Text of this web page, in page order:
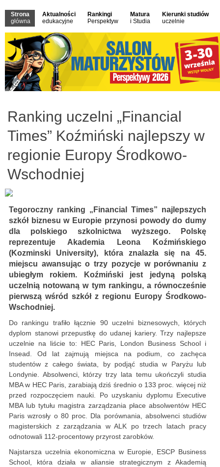
Strona
główna
Aktualności
edukacyjne
Rankingi
Perspektyw
Matura
i Studia
Kierunki studiów
uczelnie
Ranking uczelni „Financial
Times” Koźmiński najlepszy w
regionie Europy Środkowo-
Wschodniej
Tegoroczny ranking „Financial Times” najlepszych
szkół biznesu w Europie przynosi powody do dumy
dla polskiego szkolnictwa wyższego. Polskę
reprezentuje Akademia Leona Koźmińskiego
(Kozminski University), która znalazła się na 45.
miejscu awansując o trzy pozycje w porównaniu z
ubiegłym rokiem. Koźmiński jest jedyną polską
uczelnią notowaną w tym rankingu, a równocześnie
pierwszą wśród szkół z regionu Europy Środkowo-
Wschodniej.
Do rankingu trafiło łącznie 90 uczelni biznesowych, których
dyplom stanowi przepustkę do udanej kariery. Trzy najlepsze
uczelnie na liście to: HEC Paris, London Business School i
Insead. Od lat zajmują miejsca na podium, co zachęca
studentów z całego świata, by podjąć studia w Paryżu lub
Londynie. Absolwenci, którzy trzy lata temu ukończyli studia
MBA w HEC Paris, zarabiają dziś średnio o 133 proc. więcej niż
przed rozpoczęciem nauki. Po uzyskaniu dyplomu Executive
MBA lub tytułu magistra zarządzania płace absolwentów HEC
Paris wzrosły o 80 proc. Dla porównania, absolwenci studiów
magisterskich z zarządzania w ALK po trzech latach pracy
odnotowali 112-procentowy przyrost zarobków.
Najstarsza uczelnia ekonomiczna w Europie, ESCP Business
School, która działa w aliansie strategicznym z Akademią